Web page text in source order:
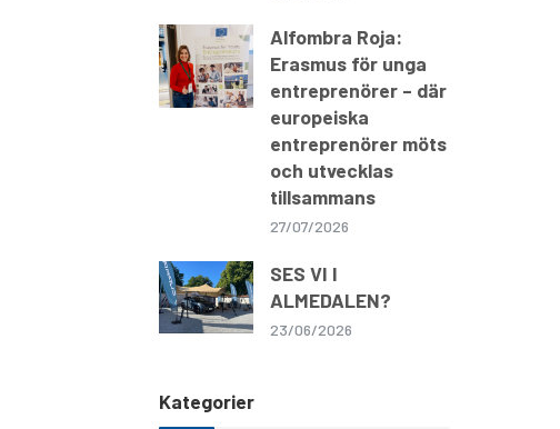
Alfombra Roja:
Erasmus för unga
entreprenörer – där
europeiska
entreprenörer möts
och utvecklas
tillsammans
27/07/2026
SES VI I
ALMEDALEN?
23/06/2026
Kategorier